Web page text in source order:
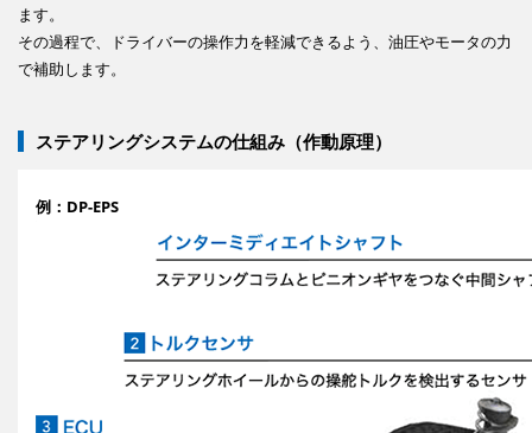
ます。
その過程で、ドライバーの操作力を軽減できるよう、油圧やモータの力
で補助します。
ステアリングシステムの仕組み（作動原理）
例：DP-EPS